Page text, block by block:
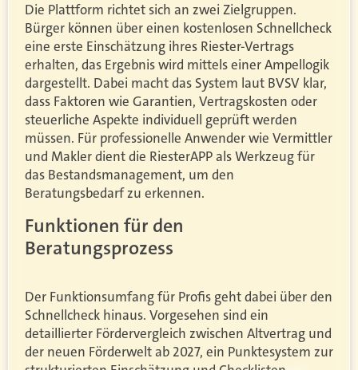
Die Plattform richtet sich an zwei Zielgruppen.
Bürger können über einen kostenlosen Schnellcheck
eine erste Einschätzung ihres Riester-Vertrags
erhalten, das Ergebnis wird mittels einer Ampellogik
dargestellt. Dabei macht das System laut BVSV klar,
dass Faktoren wie Garantien, Vertragskosten oder
steuerliche Aspekte individuell geprüft werden
müssen. Für professionelle Anwender wie Vermittler
und Makler dient die RiesterAPP als Werkzeug für
das Bestandsmanagement, um den
Beratungsbedarf zu erkennen.
Funktionen für den
Beratungsprozess
Der Funktionsumfang für Profis geht dabei über den
Schnellcheck hinaus. Vorgesehen sind ein
detaillierter Fördervergleich zwischen Altvertrag und
der neuen Förderwelt ab 2027, ein Punktesystem zur